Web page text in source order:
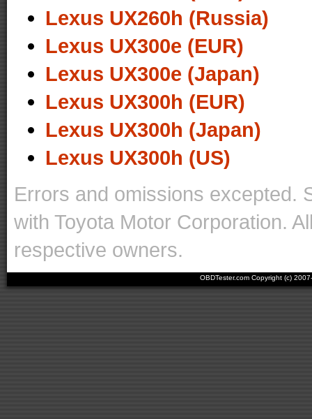
Lexus UX260h (Russia)
Lexus UX300e (EUR)
Lexus UX300e (Japan)
Lexus UX300h (EUR)
Lexus UX300h (Japan)
Lexus UX300h (US)
Errors and omissions excepted.
with Toyota Motor Corporation.
respective owners.
OBDTester.com Copyright (c)